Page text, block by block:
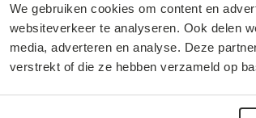
We gebruiken cookies om content en
websiteverkeer te analyseren. Ook delen
media, adverteren en analyse. Deze
verstrekt of die ze hebben verzameld op